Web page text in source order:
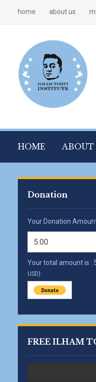
home about us
HOME ABOUT
Donation
Your Donation
Your total amount is :
USD)
FREE ILHAM